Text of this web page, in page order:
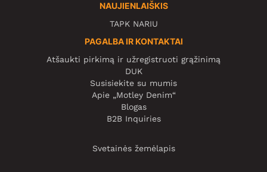
NAUJIENLAIŠKIS
TAPK NARIU
PAGALBA IR KONTAKTAI
Atšaukti pirkimą ir užregistruoti grąžinimą
DUK
Susisiekite su mumis
Apie „Motley Denim“
Blogas
B2B Inquiries
Svetainės žemėlapis